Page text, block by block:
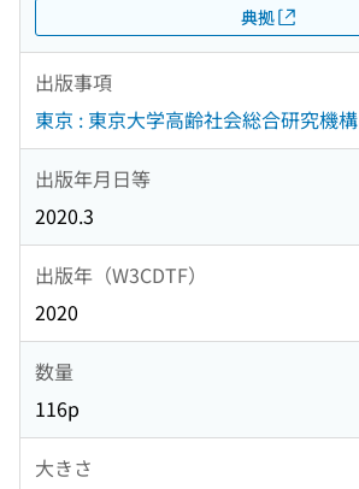
典拠
出版事項
東京 : 東京大学高齢社会総合研究機構
出版年月日等
2020.3
出版年（W3CDTF）
2020
数量
116p
大きさ